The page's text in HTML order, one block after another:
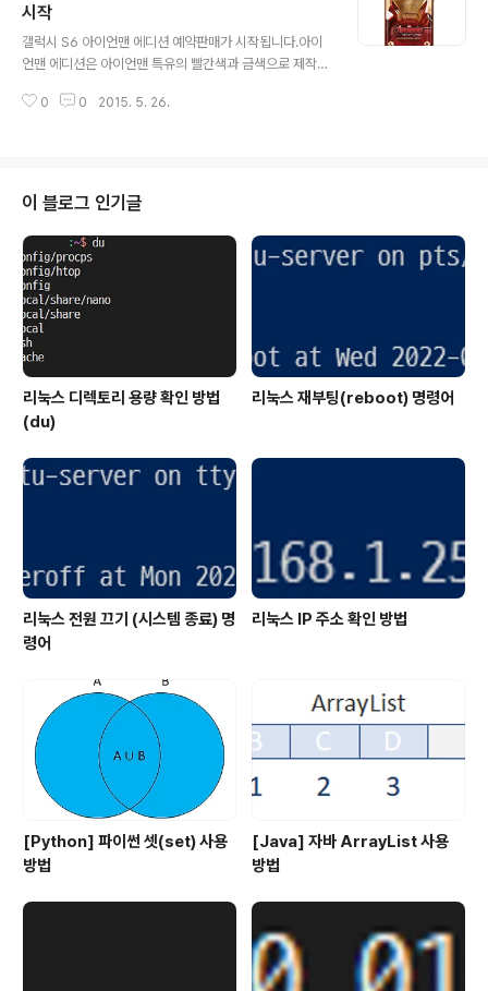
과적으로 스카이레이크는 큰 성능 향상은 없는 것으로 보
입니다.샌디브릿지에서는 약 25%의 성능 향상이 있다고
합니다.성능 향상이 정체되는 것 같지만 그래도 기대가 되
는 스카이레이크입니다.아마 대부분의 PC 사용자들은 다
음 공정인 캐논레이크를 많이 기다릴 것으로 보입니다.벤
시작
갤럭시 S6 아이언맨 에디션 예약판매가 시작됩니다.아이
언맨 에디션은 아이언맨 특유의 빨간색과 금색으로 제작이
로 판매가 될 예정입니다.각각 1~1000까지의 고유의 일
2장이 제공됩니다.64GB로 출시가 되며 국내 3개 통신사
(SKT, KT, LGU+)를 통해서 출시가 됩니다.제품은 갤럭
시 S6 아이언맨 에디션, 아크 원자로 무선 충전기, 클리어
커버로 구성됩니다.판매가는 119만 9000원입니다.갤럭
시 S6 아이언맨 에디션의 예약판매는 5월 27일 10시에
시작될 예정입니다.구..
0 0 2015. 5. 26.
이 블로그 인기글
리눅스 디렉토리 용량 확인 방법
(du)
리눅스 재부팅(reboot) 명령어
리눅스 전원 끄기 (시스템 종료) 명
령어
리눅스 IP 주소 확인 방법
[Python] 파이썬 셋(set) 사용
방법
[Java] 자바 ArrayList 사용
방법